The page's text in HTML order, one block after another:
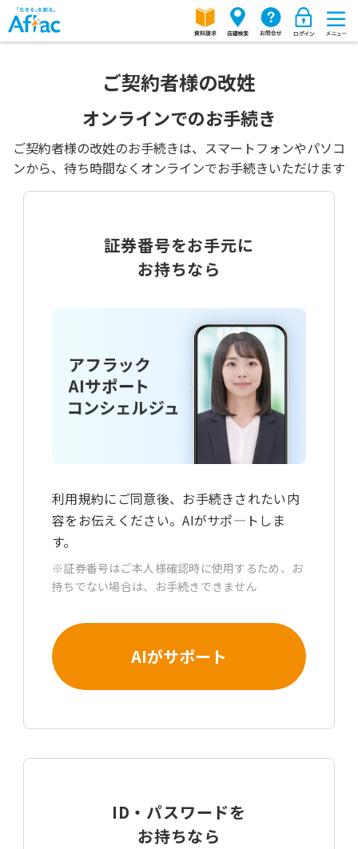
ご契約者様の改姓
オンラインでのお手続き
ご契約者様の改姓のお手続きは、スマートフォンやパソコ
ンから、待ち時間なくオンラインでお手続きいただけます
証券番号をお手元に
お持ちなら
利用規約にご同意後、お手続きされたい内
容をお伝えください。AIがサポ―トしま
す。
※証券番号はご本人様確認時に使用するため、お
持ちでない場合は、お手続きできません
AIがサポート
ID・パスワードを
お持ちなら